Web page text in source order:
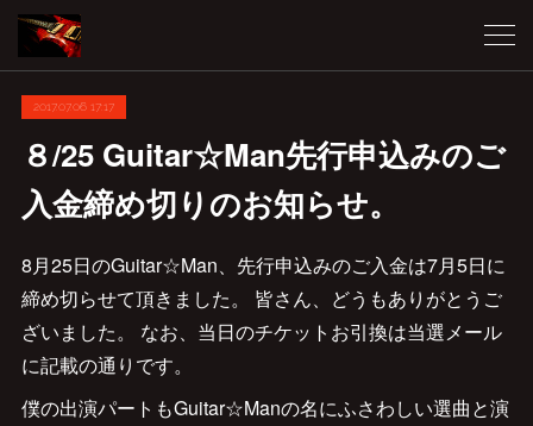
2017.07.06 17:17
８/25 Guitar☆Man先行申込みのご
入金締め切りのお知らせ。
8月25日のGuitar☆Man、先行申込みのご入金は7月5日に
締め切らせて頂きました。 皆さん、どうもありがとうご
ざいました。 なお、当日のチケットお引換は当選メール
に記載の通りです。
僕の出演パートもGuitar☆Manの名にふさわしい選曲と演